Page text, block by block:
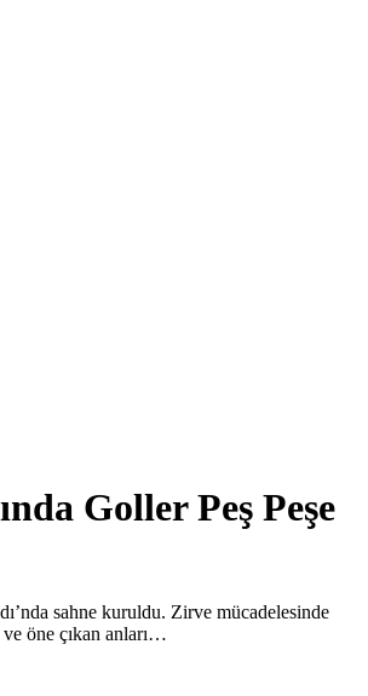
Goller Peş Peşe
sahne kuruldu. Zirve mücadelesinde
ve öne çıkan anları…